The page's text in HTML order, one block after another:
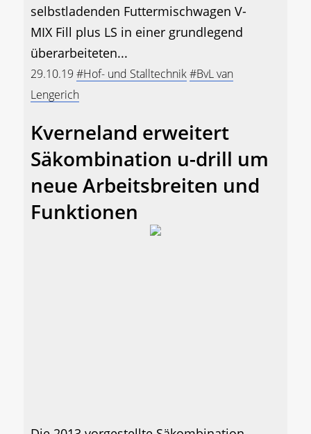
selbstladenden Futtermischwagen V-
MIX Fill plus LS in einer grundlegend
überarbeiteten...
29.10.19 #Hof- und Stalltechnik#BvL van
Lengerich
Kverneland erweitert
Säkombination u-drill um
neue Arbeitsbreiten und
Funktionen